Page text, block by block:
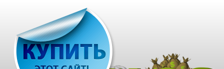
содержимому